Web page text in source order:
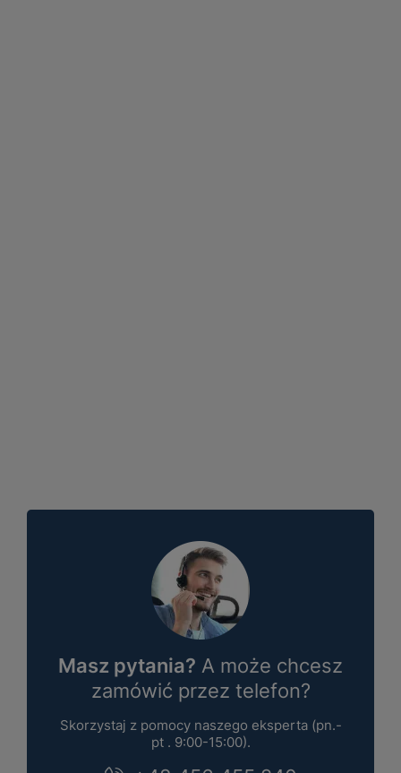
Masz pytania? A może chcesz
zamówić przez telefon?
Skorzystaj z pomocy naszego eksperta (pn.-
pt . 9:00-15:00).